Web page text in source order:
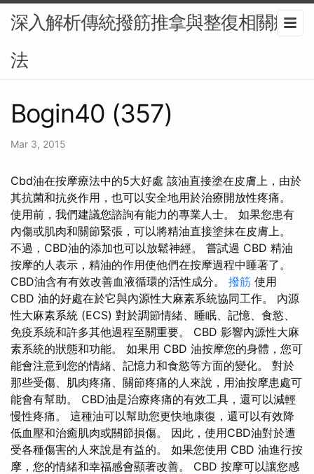
深入解析傳統撥筋推拿與整復相關療
法
Bogin40 (357)
Mar 3, 2015
Cbd油在按摩療法中的5大好處 該油直接塗在皮膚上，由於
其抗菌和抗炎作用，也可以安全地用於治療開放性疼痛。
使用前，我們建議您諮詢有能力的專業人士。 如果您患有
內傷或肌肉和關節緊張，可以將精油直接塗抹在皮膚上。
不過，CBD油的添加也可以放鬆神經。 嘗試過 CBD 精油
按摩的人表示，精油的作用使他們在按摩過程中睡著了。
CBD油含有有效改善血液循環的活性成分。 撥筋 使用
CBD 油的好處在於它與內源性大麻素系統協同工作。 內源
性大麻素系統 (ECS) 對於調節情緒、睡眠、記憶、食慾、
免疫系統和許多其他過程至關重要。 CBD 影響內源性大麻
素系統的狀態和功能。 如果用 CBD 油按摩您的身體，您可
能會注意到您的情緒、記憶力和食慾等方面的變化。 對於
那些受傷、肌肉疼痛、關節疼痛的人來說，用油按摩患處可
能會有幫助。 CBD油是治療疼痛的有效工具，還可以減輕
慢性疼痛。 這種油可以幫助您更快地康復，還可以有效降
低血壓和治癒肌肉或關節損傷。 因此，使用CBD油對於遭
受各種傷害的人來說是有益的。 如果您使用 CBD 油進行按
摩，您的情緒和幸福感會顯著改善。 CBD 按摩可以讓您感